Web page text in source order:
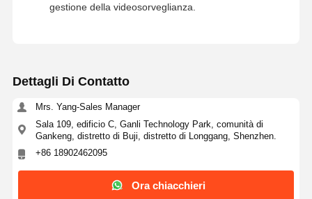
gestione della videosorveglianza.
Dettagli Di Contatto
Mrs. Yang-Sales Manager
Sala 109, edificio C, Ganli Technology Park, comunità di
Gankeng, distretto di Buji, distretto di Longgang, Shenzhen.
+86 18902462095
Ora chiacchieri